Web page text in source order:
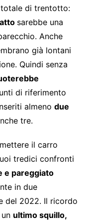
di trentotto:
sarebbe una
Anche
già lontani
Quindi senza
di riferimento
almeno due
tre.
il carro
tredici confronti
e pareggiato
in due
del 2022. Il ricordo
ultimo squillo,